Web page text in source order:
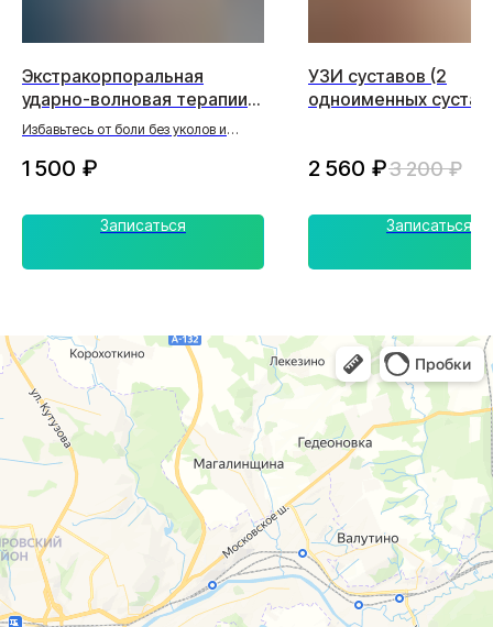
Экстракорпоральная
ударно-волновая терапии
(1 терапевтическая зона)
Избавьтесь от боли без уколов и
1 500 ₽
Записаться
УЗИ суставов (2
одноименных
2 560 ₽3 200 ₽
Записаться
Почта:info@clinica-boli.ru
Номер телефона: +7 (4812) 25-25-00
Пн-пт 8:00 - 20:00 сб-вс 9:00 - 18:00
г. Смоленск
ул. Рыленкова, 11 Б
ул. Рыленкова, 40
пр-д Трамвайный, 6
ул. Шевченко, 65
Б
г. Ярцево
ул. Рокоссовского, 65
г. Одинцово
ул. Говорова, 85